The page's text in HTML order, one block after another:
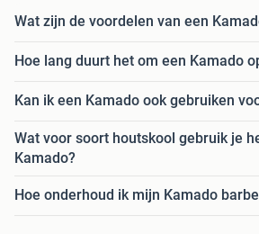
Wat zijn de voordelen van een
Hoe lang duurt het om een Kamado
Kan ik een Kamado ook gebruiken
Wat voor soort houtskool gebruik je
Kamado?
Hoe onderhoud ik mijn Kamado